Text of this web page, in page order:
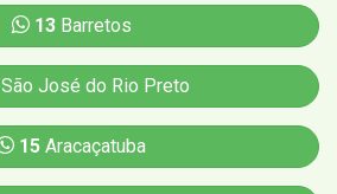
13Barretos
São José do Rio Preto
15 Aracaçatuba